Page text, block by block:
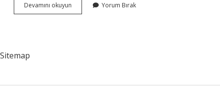
Devamını okuyun Kırıkkale
Ne
Yorum Bırak
Sitemap